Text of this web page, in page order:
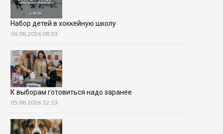
Набор детей в хоккейную школу
06.08.2026 08:33
К выборам готовиться надо заранее
05.08.2026 12:13